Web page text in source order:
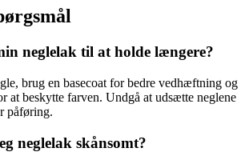
neglelak til at holde længere?
brug en basecoat for bedre vedhæftning og
at beskytte farven. Undgå at udsætte neglene
påføring.
neglelak skånsomt?